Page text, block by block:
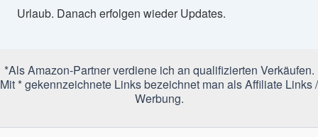
Urlaub. Danach erfolgen wieder Updates.
*Als Amazon-Partner verdiene ich an qualifizierten Verkäufen.
Mit * gekennzeichnete Links bezeichnet man als Affiliate Links /
Werbung.